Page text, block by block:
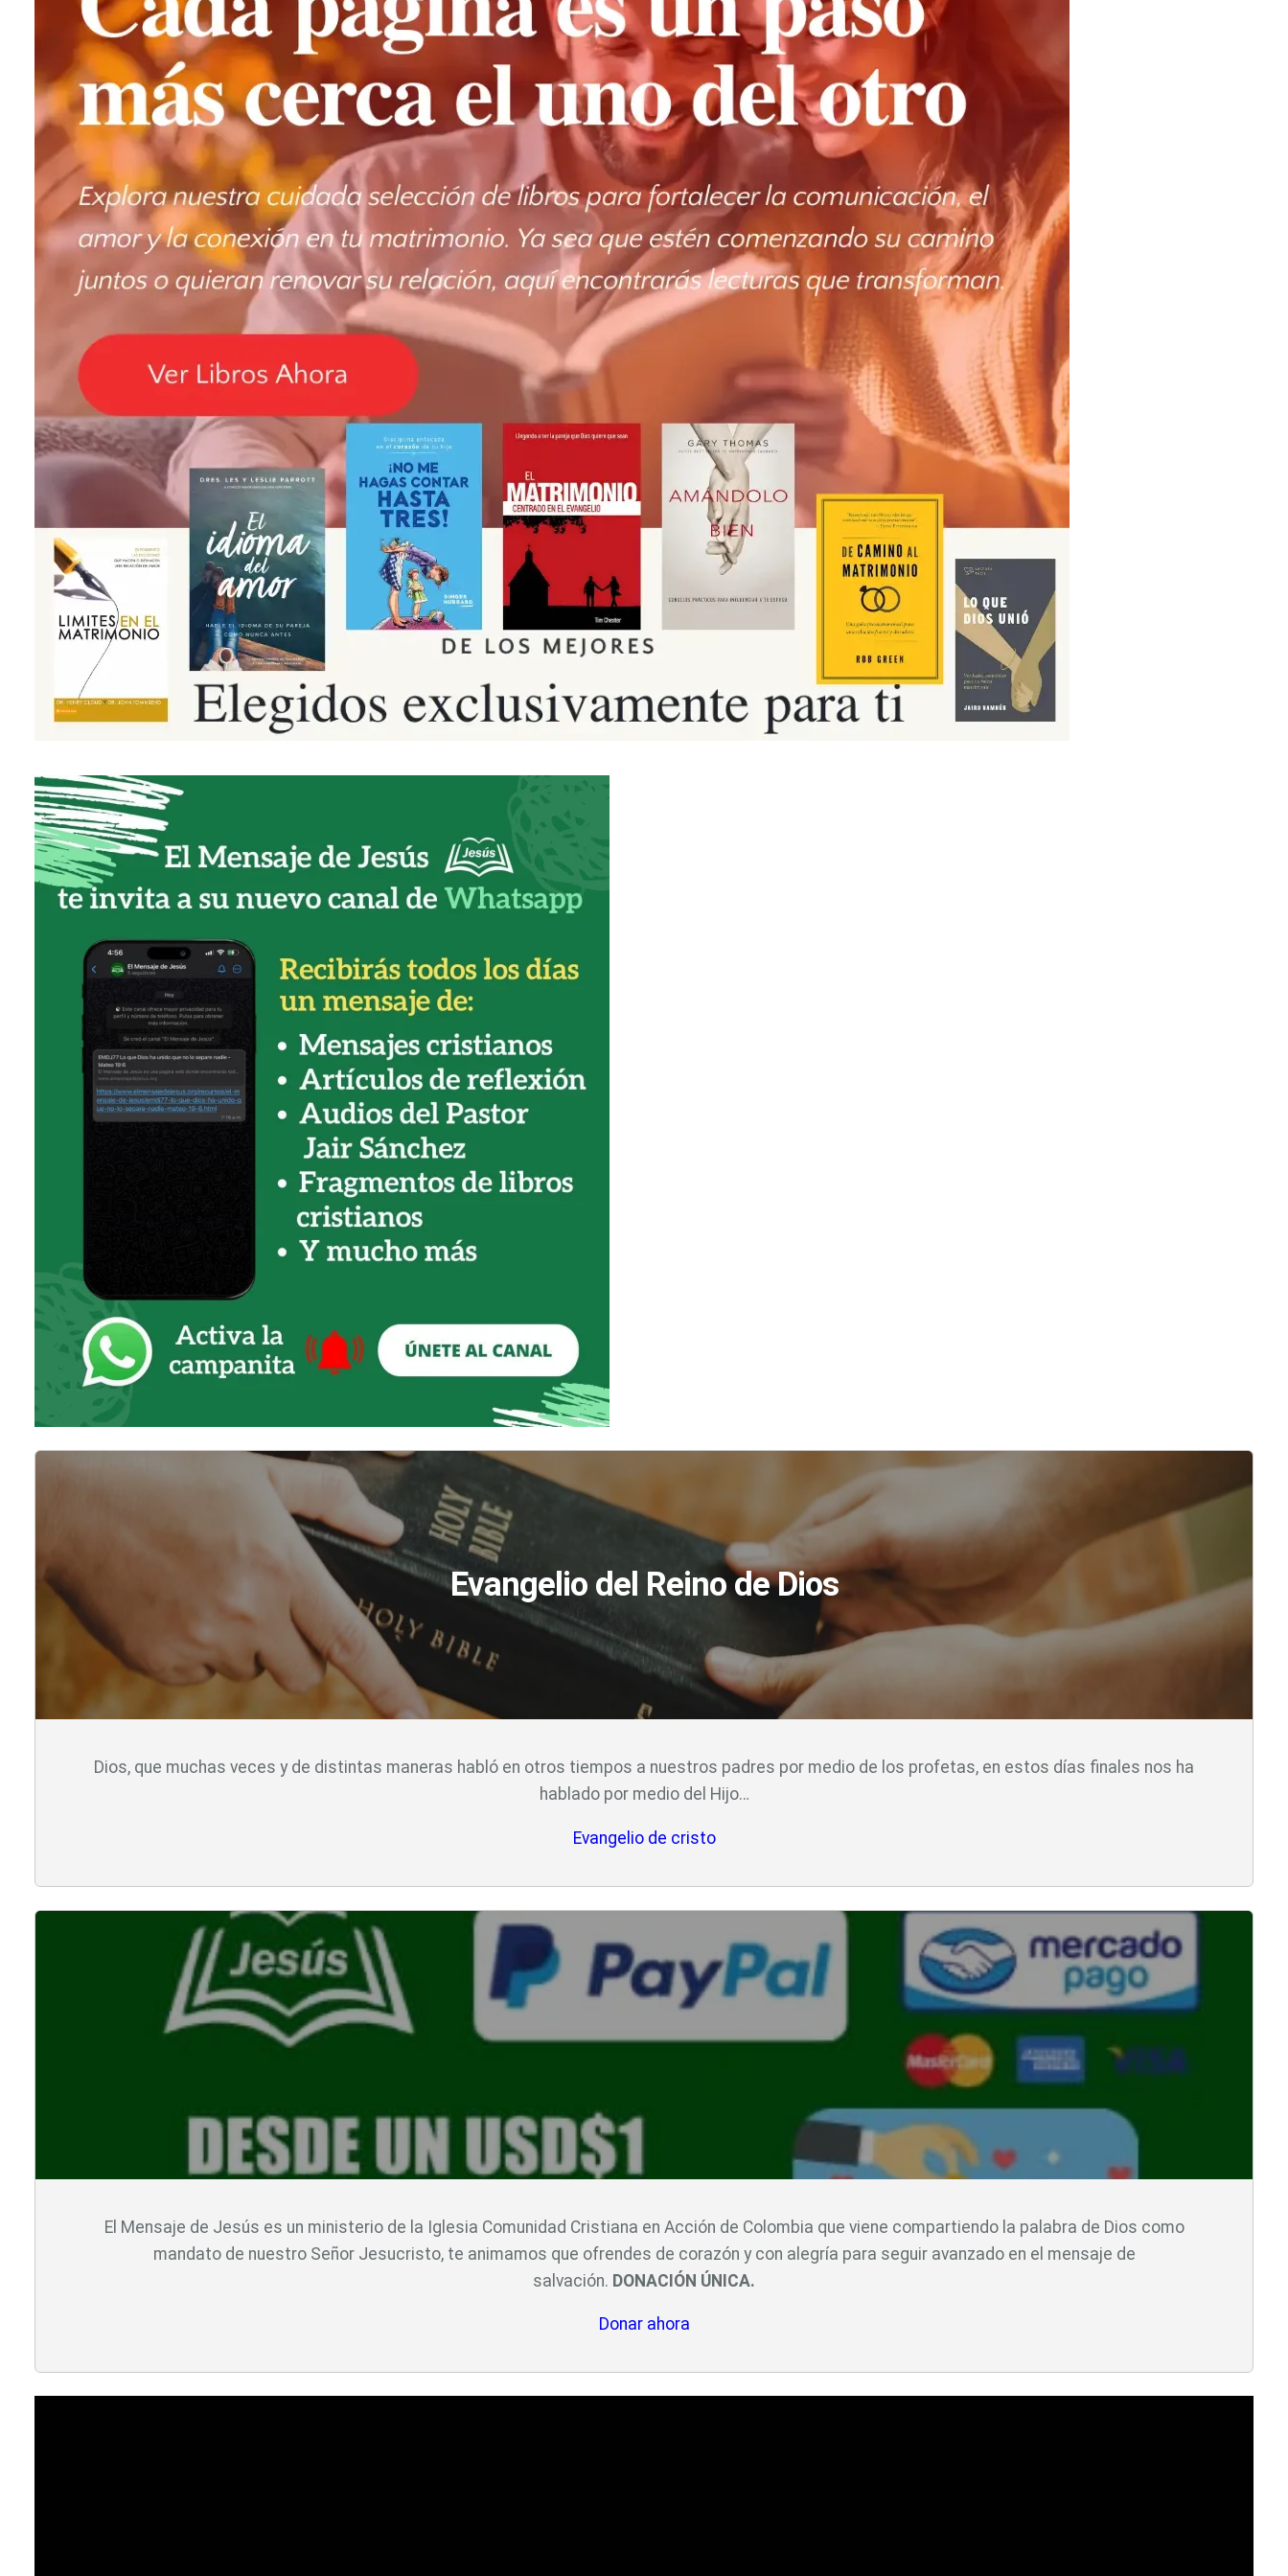
Evangelio del Reino de Dios
Dios, que muchas veces y de distintas maneras habló en otros tiempos a nuestros padres por medio de los profetas, en estos días finales nos ha
hablado por medio del Hijo…
Evangelio de cristo
El Mensaje de Jesús es un ministerio de la Iglesia Comunidad Cristiana en Acción de Colombia que viene compartiendo la palabra de Dios como
mandato de nuestro Señor Jesucristo, te animamos que ofrendes de corazón y con alegría para seguir avanzado en el mensaje de
salvación. DONACIÓN ÚNICA.
Donar ahora